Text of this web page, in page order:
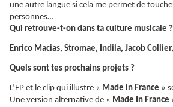
une autre langue si cela me permet de
personnes…
Qui retrouve-t-on dans ta culture musicale ?
Enrico Macias, Stromae, Indila, Jacob
Quels sont tes prochains projets ?
L’EP et le clip qui illustre « Made In France »
Une version alternative de « Made In France